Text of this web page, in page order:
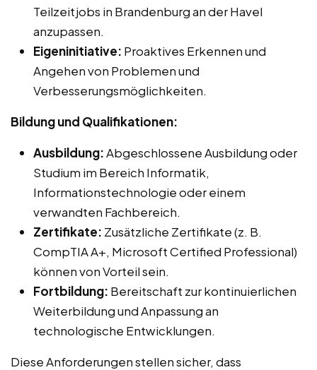
Teilzeitjobs in Brandenburg an der Havel
anzupassen.
Eigeninitiative: Proaktives Erkennen und
Angehen von Problemen und
Verbesserungsmöglichkeiten.
Bildung und Qualifikationen:
Ausbildung:Abgeschlossene Ausbildung oder
Studium im Bereich Informatik,
Informationstechnologie oder einem
verwandten Fachbereich.
Zertifikate: Zusätzliche Zertifikate (z. B.
CompTIA A+, Microsoft Certified Professional)
können von Vorteil sein.
Fortbildung: Bereitschaft zur kontinuierlichen
Weiterbildung und Anpassung an
technologische Entwicklungen.
Diese Anforderungen stellen sicher, dass